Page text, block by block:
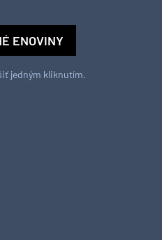
ENOVINY
jedným kliknutím.